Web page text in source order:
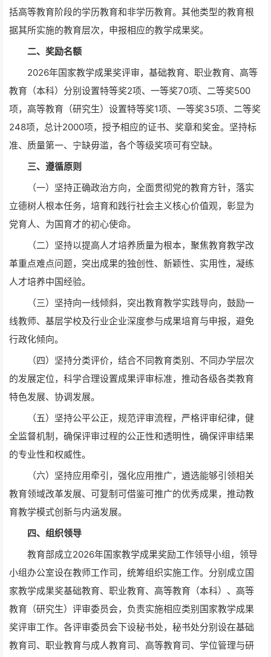
括高等教育阶段的学历教育和非学历教育。其他类型的教育根
据其所实施的教育层次，申报相应的教学成果奖。
二、奖励名额
2026年国家教学成果奖评审，基础教育、职业教育、高等
教育（本科）分别设置特等奖2项、一等奖70项、二等奖500
项，高等教育（研究生）设置特等奖1项、一等奖35项、二等奖
248项，总计2000项，授予相应的证书、奖章和奖金。坚持标
准、质量第一、宁缺毋滥，各个等级奖项可有空缺。
三、遵循原则
（一）坚持正确政治方向，全面贯彻党的教育方针，落实
立德树人根本任务，培育和践行社会主义核心价值观，彰显为
党育人、为国育才的初心使命。
（二）坚持以提高人才培养质量为根本，聚焦教育教学改
革重点难点问题，突出成果的独创性、新颖性、实用性，凝练
人才培养中国经验。
（三）坚持向一线倾斜，突出教育教学实践导向，鼓励一
线教师、基层学校及行业企业深度参与成果培育与申报，避免
行政化倾向。
（四）坚持分类评价，结合不同教育类别、不同办学层次
的发展定位，科学合理设置成果评审标准，推动各级各类教育
特色发展、协调发展。
（五）坚持公平公正，规范评审流程，严格评审纪律，健
全监督机制，确保评审过程的公正性和透明性，确保评审结果
的专业性和权威性。
（六）坚持应用牵引，强化应用推广，遴选能够引领相关
教育领域改革发展、可复制可借鉴可推广的优秀成果，推动教
育教学模式创新与内涵发展。
四、组织领导
教育部成立2026年国家教学成果奖励工作领导小组，领导
小组办公室设在教师工作司，统筹组织实施工作。分别成立国
家教学成果奖基础教育、职业教育、高等教育（本科）、高等
教育（研究生）评审委员会，负责实施相应类别国家教学成果
奖评审工作。各评审委员会下设秘书处，秘书处分别设在基础
教育司、职业教育与成人教育司、高等教育司、学位管理与研